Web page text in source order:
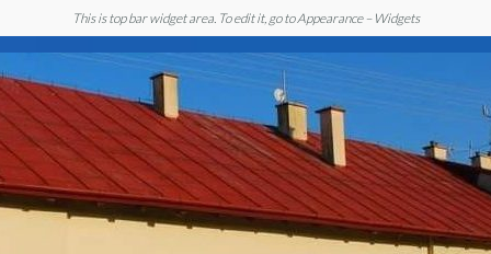
This is top bar widget area. To edit it, go to Appearance – Widgets